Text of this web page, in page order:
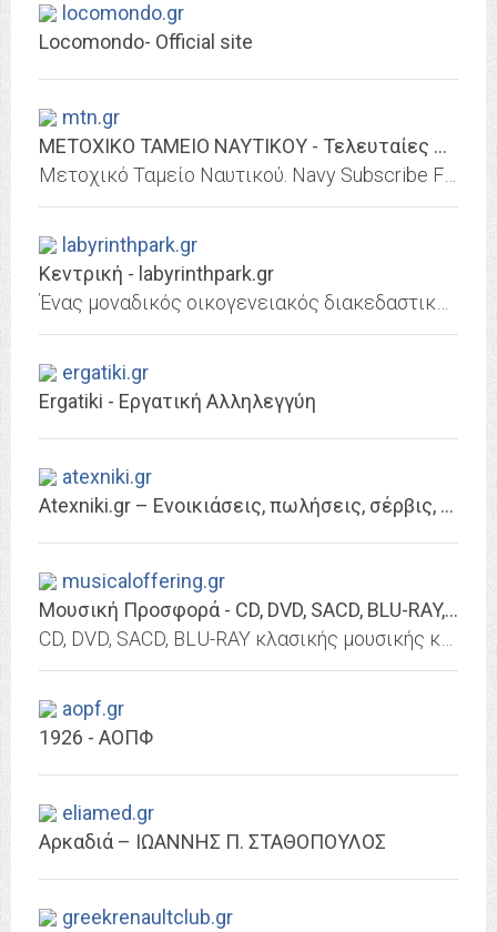
locomondo.gr
Locomondo- Official site
mtn.gr
ΜΕΤΟΧΙΚΟ ΤΑΜΕΙΟ ΝΑΥΤΙΚΟΥ - Τελευταίες Ανακοινώσεις
labyrinthpark.gr
Κεντρική - labyrinthpark.gr
ergatiki.gr
Ergatiki - Εργατική Αλληλεγγύη
atexniki.gr
Atexniki.gr – Ενοικιάσεις, πωλήσεις, σέρβις, αναλώσιμα εκτυπωτικών –...
musicaloffering.gr
Μουσική Προσφορά - CD, DVD, SACD, BLU-RAY, Κλασικής Μουσικής και Jazz
aopf.gr
1926 - ΑΟΠΦ
eliamed.gr
Αρκαδιά – ΙΩΑΝΝΗΣ Π. ΣΤΑΘΟΠΟΥΛΟΣ
greekrenaultclub.gr